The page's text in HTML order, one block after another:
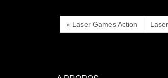
« Laser Games Action